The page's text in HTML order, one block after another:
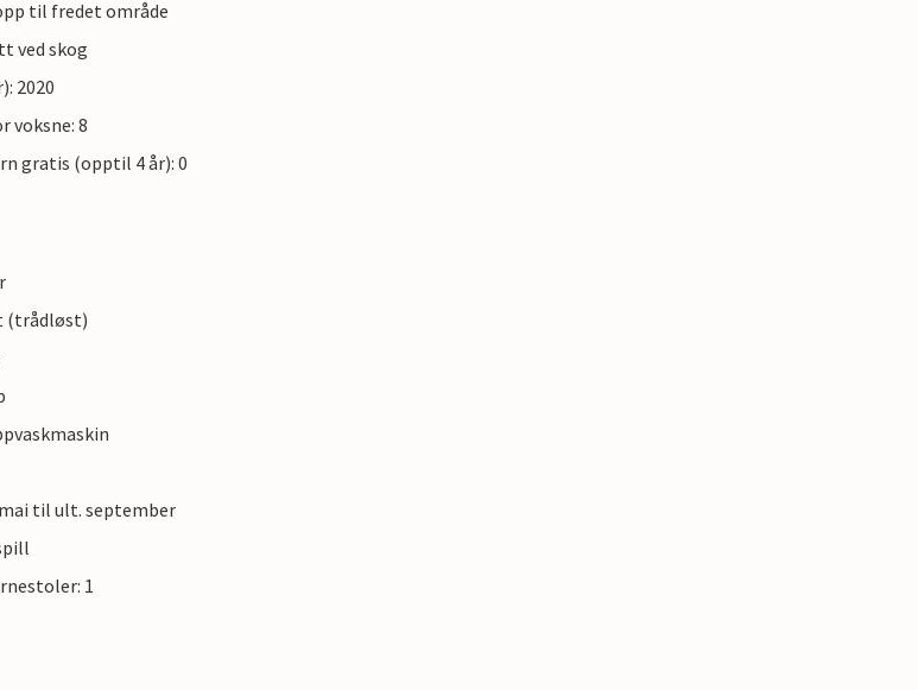
til fredet område
ved skog
2020
voksne: 8
gratis (opptil 4 år): 0
(trådløst)
til ult. september
1